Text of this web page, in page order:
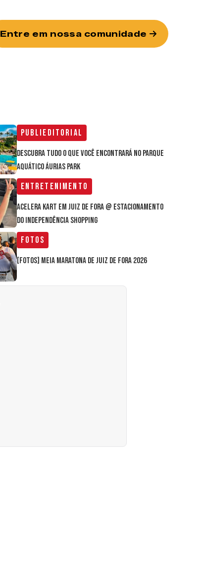
Entre em nossa comunidade
Publieditorial
Descubra tudo o que você encontrará no parque
aquático Áurias Park
Entretenimento
Acelera Kart em Juiz de Fora @ estacionamento
do Independência Shopping
Fotos
[FOTOS] Meia Maratona de Juiz de Fora 2026